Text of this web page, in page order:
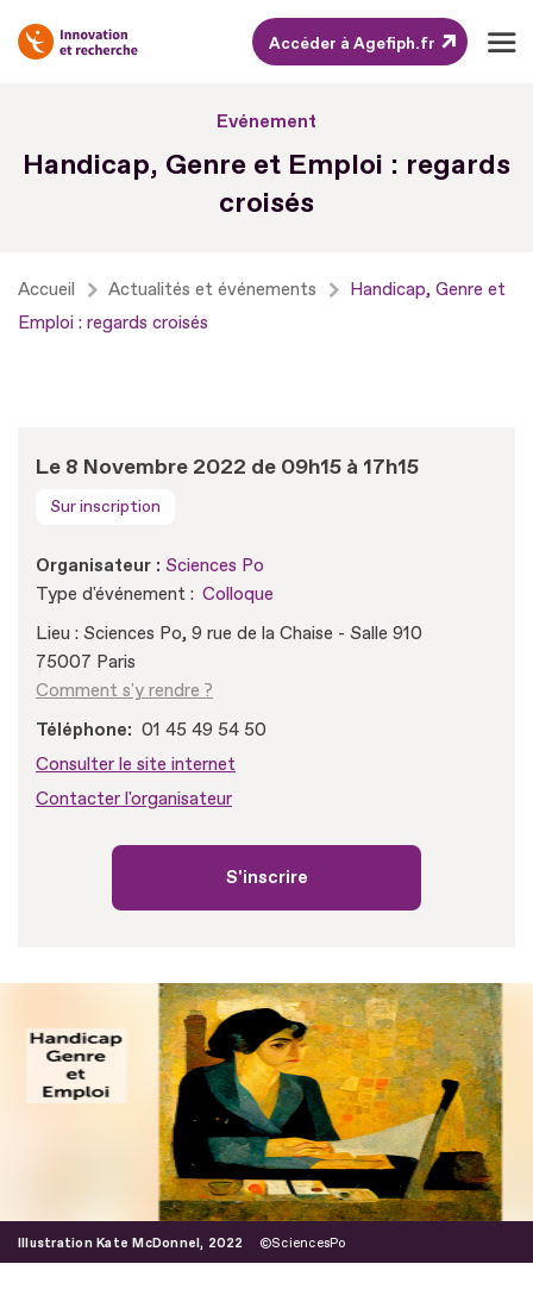
pied
de
Accéder à Agefiph.fr
Evénement
Handicap, Genre et Emploi : regards
croisés
Accueil Actualités et événements
Handicap, Genre et
Emploi : regards croisés
Le 8 Novembre 2022 de 09h15 à 17h15
Sur inscription
Organisateur : Sciences Po
Type d'événement : Colloque
Lieu : Sciences Po, 9 rue de la Chaise - Salle 910
75007 Paris
Comment s'y rendre ?
Téléphone
01 45 49 54 50
Consulter le site internet
Contacter l'organisateur
S'inscrire
Illustration Kate McDonnel, 2022 SciencesPo